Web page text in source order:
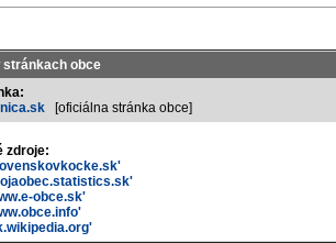
stránkach obce
[oficiálna stránka obce]
zdroje:
obce.sk'